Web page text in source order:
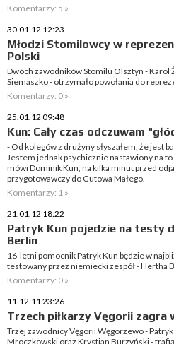
Komentarzy: 5 »
30.01.12 12:23
Młodzi Stomilowcy w
Polski
Dwóch zawodników Stomilu Olsztyn - Karol
Siemaszko - otrzymało powołania do
Komentarzy: 0 »
25.01.12 09:48
Kun: Cały czas odczuwam
- Od kolegów z drużyny słyszałem, że jest
Jestem jednak psychicznie nastawiony na
mówi Dominik Kun, na kilka minut przed
przygotowawczy do Gutowa Małego.
Komentarzy: 1 »
21.01.12 18:22
Patryk Kun pojedzie na testy
Berlin
16-letni pomocnik Patryk Kun będzie w
testowany przez niemiecki zespół - Hertha
Komentarzy: 0 »
11.12.11 23:26
Trzech piłkarzy Vęgorii zagra
Trzej zawodnicy Vęgorii Węgorzewo -
Mroczkowski oraz Krystian Burzyński -